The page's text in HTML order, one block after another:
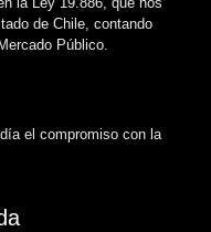
de Chile, contando
Público.
el compromiso con la